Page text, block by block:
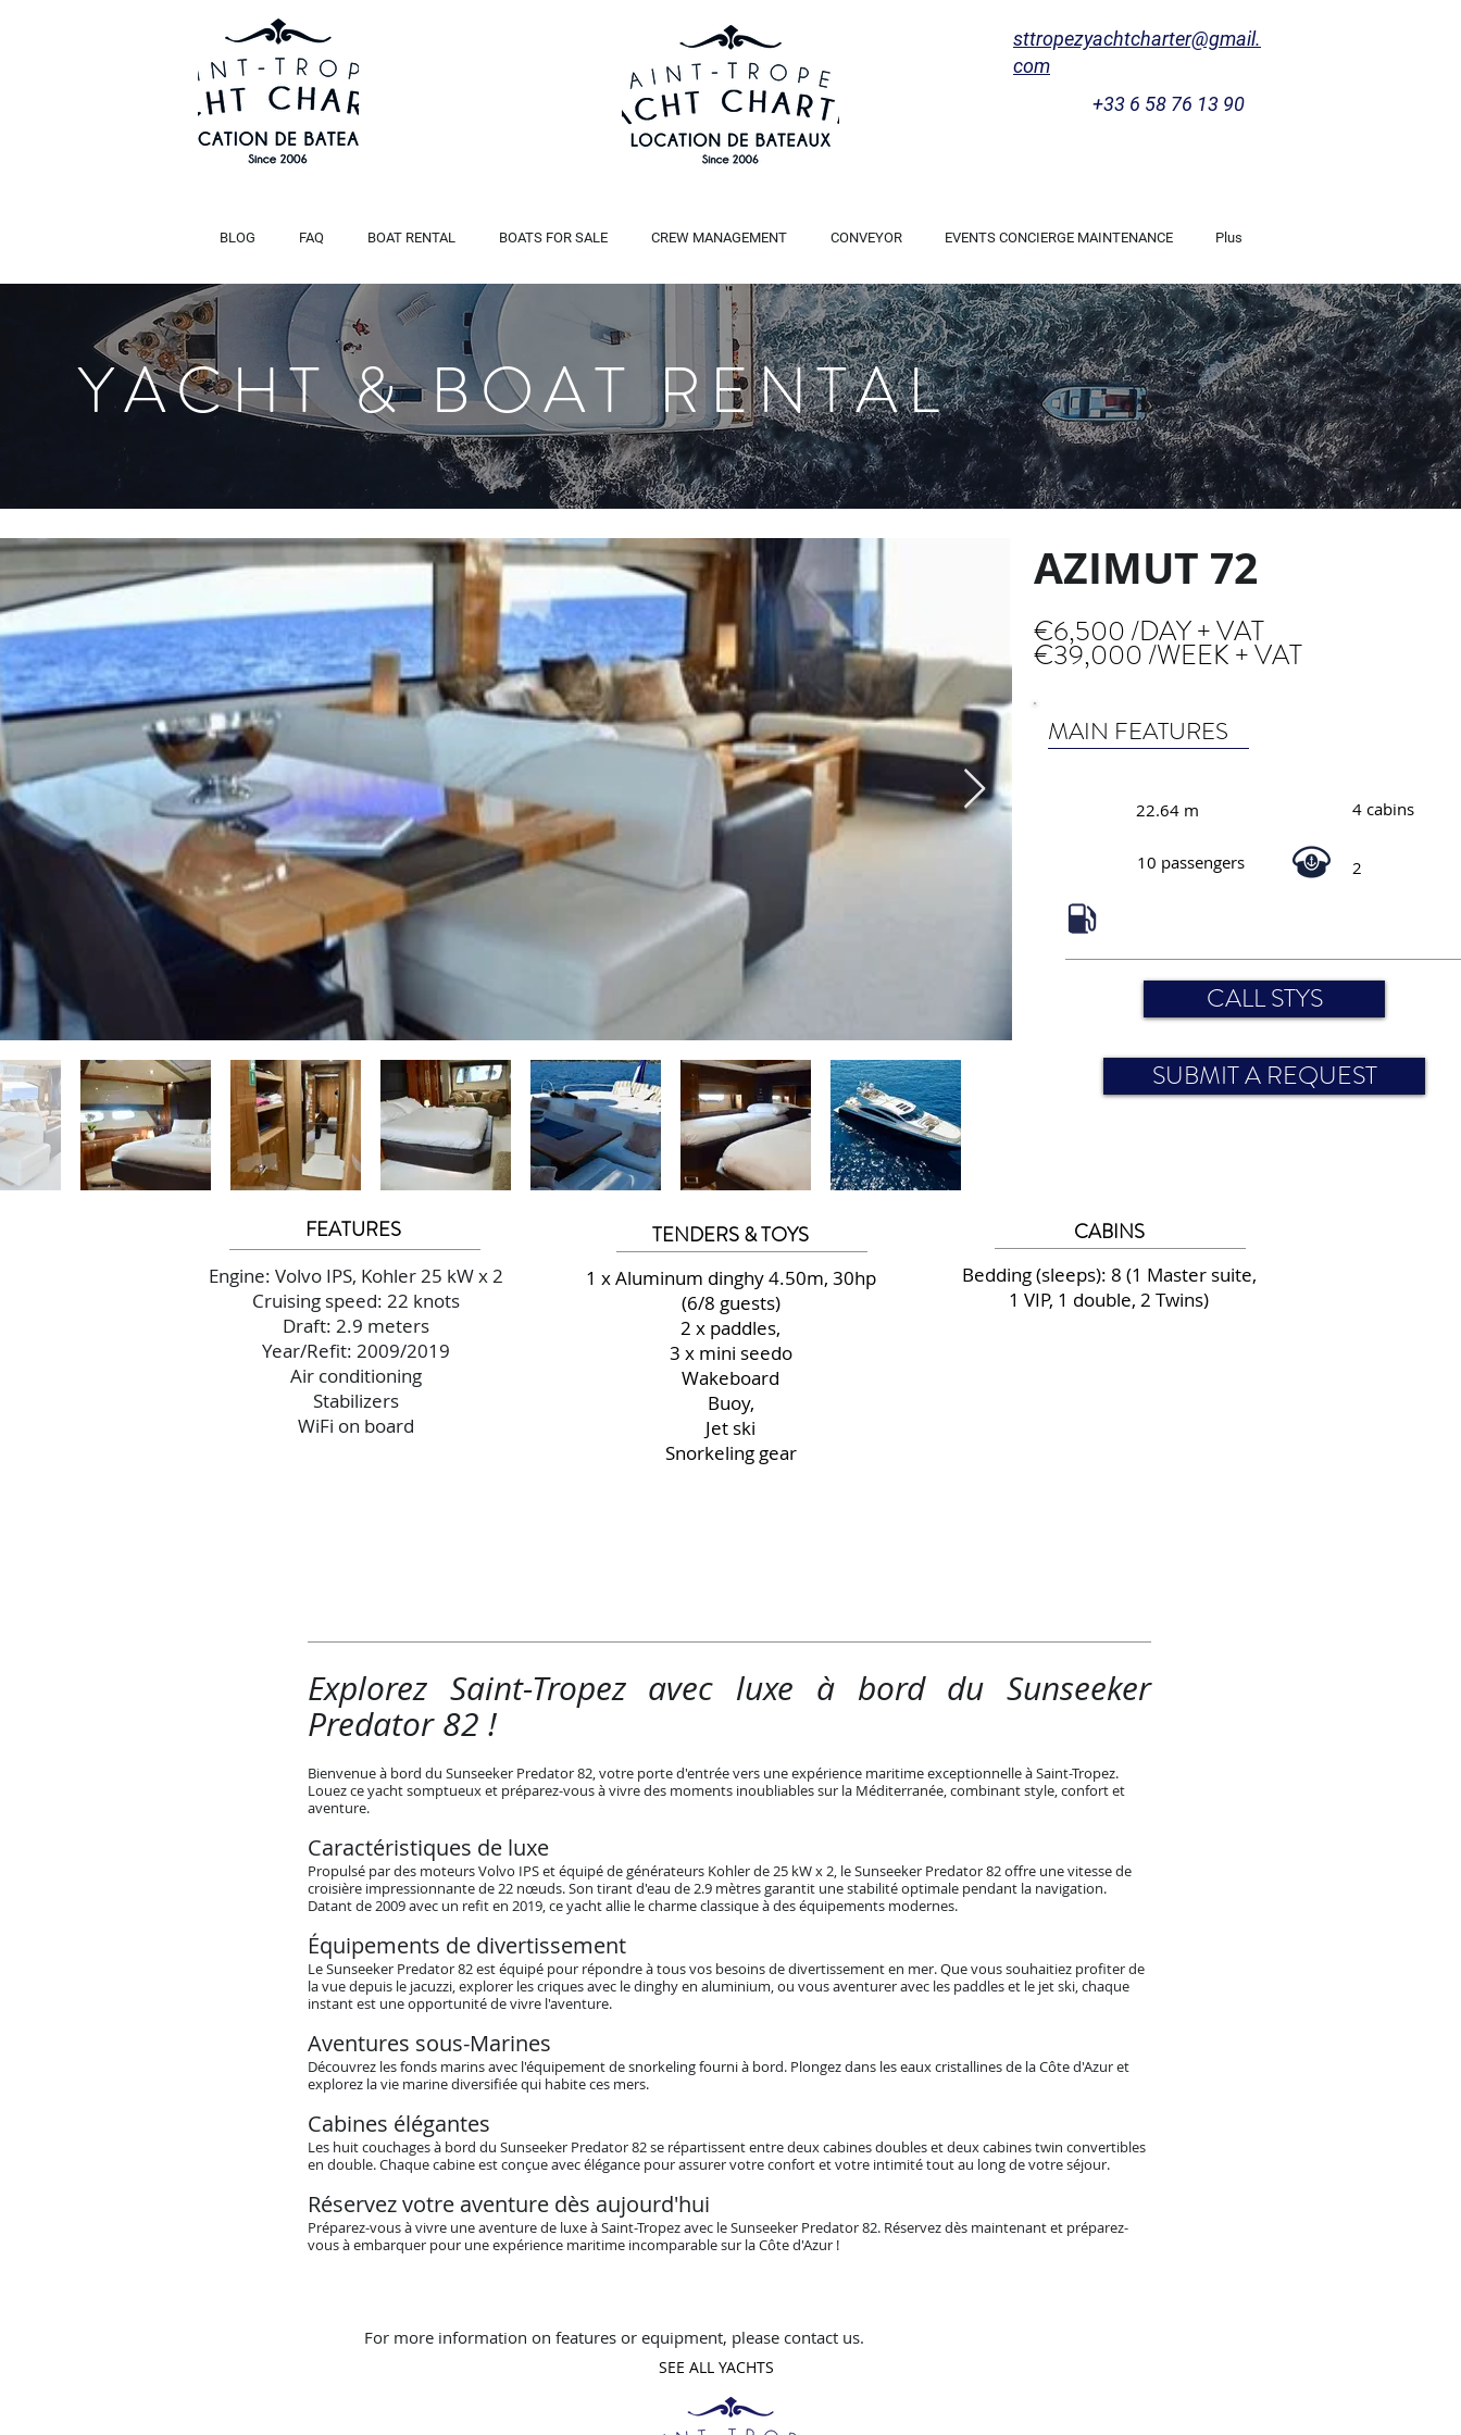
sttropezyachtcharter@gmail.
com
+33 6 58 76 13 90
BLOG FAQ BOAT RENTAL BOATS FOR SALE CREW MANAGEMENT CONVEYOR EVENTS CONCIERGE MAINTENANCE Plus
FEATURES
Engine: Volvo IPS, Kohler 25 kW x 2
Cruising speed: 22 knots
Draft: 2.9 meters
Year/Refit: 2009/2019
Air conditioning
Stabilizers
WiFi on board
TENDERS & TOYS
1 x Aluminum dinghy 4.50m, 30hp
(6/8 guests)
2 x paddles,
3 x mini seedo
Wakeboard
Buoy,
Jet ski
Snorkeling gear
€6,500 /DAY + VAT
€39,000 /WEEK + VAT
MAIN FEATURES
22.64 m 4 cabins
10 passengers 2
CALL STYS
SUBMIT A REQUEST
CABINS
Bedding (sleeps): 8 (1 Master suite,
1 VIP, 1 double, 2 Twins)
AZIMUT 72
YACHT & BOAT RENTAL
Explorez Saint-Tropez avec luxe à bord du Sunseeker
Predator 82 !
Bienvenue à bord du Sunseeker Predator 82, votre porte d'entrée vers une expérience maritime exceptionnelle à Saint-Tropez.
Louez ce yacht somptueux et préparez-vous à vivre des moments inoubliables sur la Méditerranée, combinant style, confort et
aventure.
Caractéristiques de luxe
Propulsé par des moteurs Volvo IPS et équipé de générateurs Kohler de 25 kW x 2, le Sunseeker Predator 82 offre une vitesse de
croisière impressionnante de 22 nœuds. Son tirant d'eau de 2.9 mètres garantit une stabilité optimale pendant la navigation.
Datant de 2009 avec un refit en 2019, ce yacht allie le charme classique à des équipements modernes.
Équipements de divertissement
Le Sunseeker Predator 82 est équipé pour répondre à tous vos besoins de divertissement en mer. Que vous souhaitiez profiter de
la vue depuis le jacuzzi, explorer les criques avec le dinghy en aluminium, ou vous aventurer avec les paddles et le jet ski, chaque
instant est une opportunité de vivre l'aventure.
Aventures sous-Marines
Découvrez les fonds marins avec l'équipement de snorkeling fourni à bord. Plongez dans les eaux cristallines de la Côte d'Azur et
explorez la vie marine diversifiée qui habite ces mers.
Cabines élégantes
Les huit couchages à bord du Sunseeker Predator 82 se répartissent entre deux cabines doubles et deux cabines twin convertibles
en double. Chaque cabine est conçue avec élégance pour assurer votre confort et votre intimité tout au long de votre séjour.
Réservez votre aventure dès aujourd'hui
Préparez-vous à vivre une aventure de luxe à Saint-Tropez avec le Sunseeker Predator 82. Réservez dès maintenant et préparez-
vous à embarquer pour une expérience maritime incomparable sur la Côte d'Azur !
For more information on features or equipment, please contact us.
SEE ALL YACHTS